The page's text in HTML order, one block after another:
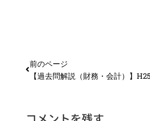
前のページ